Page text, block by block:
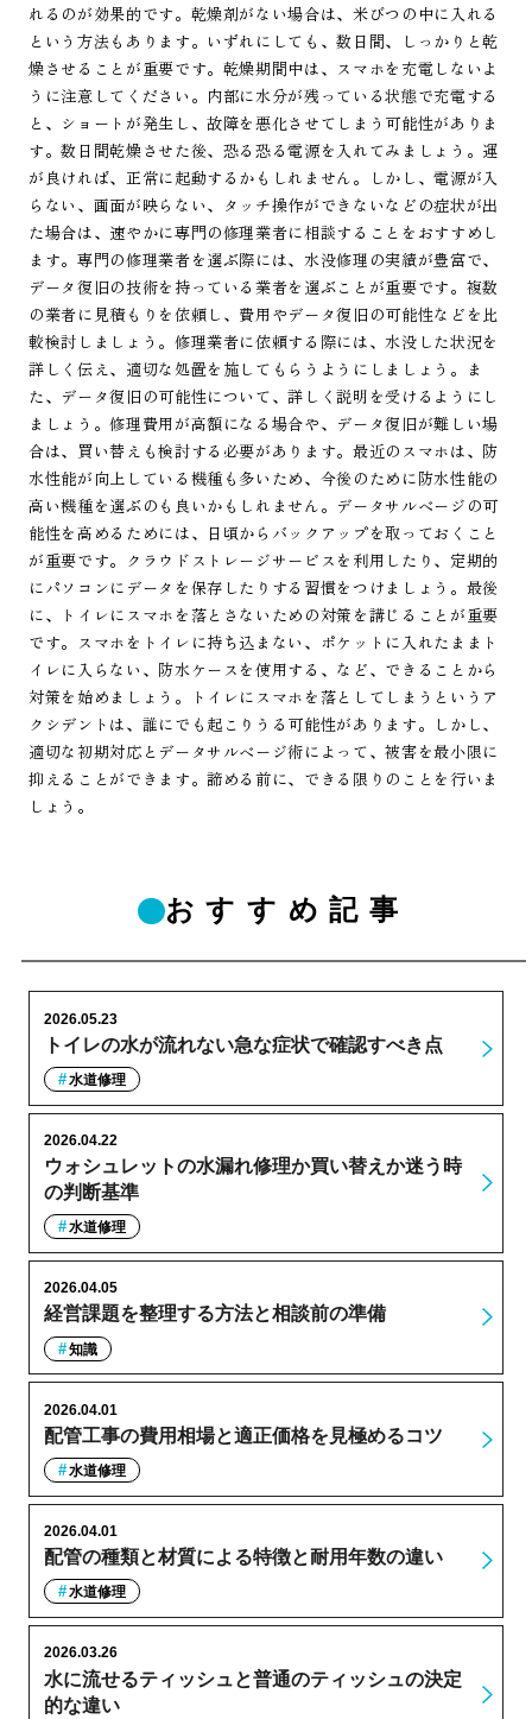
れるのが効果的です。乾燥剤がない場合は、米びつの中に入れる
という方法もあります。いずれにしても、数日間、しっかりと乾
燥させることが重要です。乾燥期間中は、スマホを充電しないよ
うに注意してください。内部に水分が残っている状態で充電する
と、ショートが発生し、故障を悪化させてしまう可能性がありま
す。数日間乾燥させた後、恐る恐る電源を入れてみましょう。運
が良ければ、正常に起動するかもしれません。しかし、電源が入
らない、画面が映らない、タッチ操作ができないなどの症状が出
た場合は、速やかに専門の修理業者に相談することをおすすめし
ます。専門の修理業者を選ぶ際には、水没修理の実績が豊富で、
データ復旧の技術を持っている業者を選ぶことが重要です。複数
の業者に見積もりを依頼し、費用やデータ復旧の可能性などを比
較検討しましょう。修理業者に依頼する際には、水没した状況を
詳しく伝え、適切な処置を施してもらうようにしましょう。ま
た、データ復旧の可能性について、詳しく説明を受けるようにし
ましょう。修理費用が高額になる場合や、データ復旧が難しい場
合は、買い替えも検討する必要があります。最近のスマホは、防
水性能が向上している機種も多いため、今後のために防水性能の
高い機種を選ぶのも良いかもしれません。データサルベージの可
能性を高めるためには、日頃からバックアップを取っておくこと
が重要です。クラウドストレージサービスを利用したり、定期的
にパソコンにデータを保存したりする習慣をつけましょう。最後
に、トイレにスマホを落とさないための対策を講じることが重要
です。スマホをトイレに持ち込まない、ポケットに入れたままト
イレに入らない、防水ケースを使用する、など、できることから
対策を始めましょう。トイレにスマホを落としてしまうというア
クシデントは、誰にでも起こりうる可能性があります。しかし、
適切な初期対応とデータサルベージ術によって、被害を最小限に
抑えることができます。諦める前に、できる限りのことを行いま
しょう。
おすすめ記事
トイレの水が流れない急な症状で確認すべき点
2026.05.23
水道修理
ウォシュレットの水漏れ修理か買い替えか迷う時
の判断基準
2026.04.22
水道修理
経営課題を整理する方法と相談前の準備
2026.04.05
知識
配管工事の費用相場と適正価格を見極めるコツ
2026.04.01
水道修理
配管の種類と材質による特徴と耐用年数の違い
2026.04.01
水道修理
水に流せるティッシュと普通のティッシュの決定
的な違い
2026.03.26